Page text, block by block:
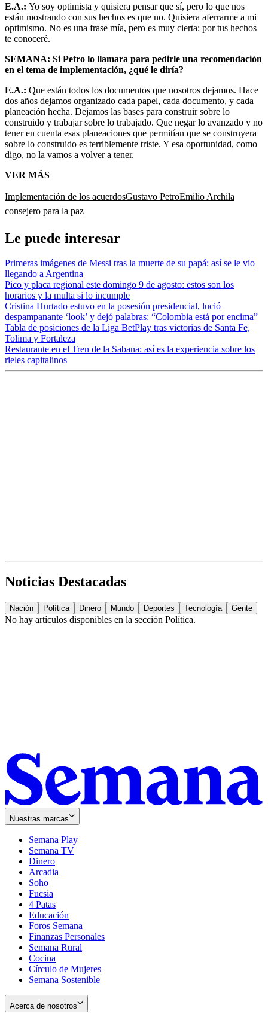
E.A.: Yo soy optimista y quisiera pensar que sí, pero lo que nos
están mostrando con sus hechos es que no. Quisiera aferrarme a mi
optimismo. No es una frase mía, pero es muy cierta: por tus hechos
te conoceré.
SEMANA: Si Petro lo llamara para pedirle una recomendación
en el tema de implementación, ¿qué le diría?
E.A.: Que están todos los documentos que nosotros dejamos. Hace
dos años dejamos organizado cada papel, cada documento, y cada
planeación hecha. Dejamos las bases para construir sobre lo
construido y trabajar sobre lo trabajado. Que negar lo avanzado y no
tener en cuenta esas planeaciones que permitían que se construyera
sobre lo construido es terriblemente triste. Y esa oportunidad, como
digo, no la vamos a volver a tener.
VER MÁS
Implementación de los acuerdosGustavo PetroEmilio Archila
consejero para la paz
Le puede interesar
Primeras imágenes de Messi tras la muerte de su papá: así se le vio
llegando a Argentina
Pico y placa regional este domingo 9 de agosto: estos son los
horarios y la multa si lo incumple
Cristina Hurtado estuvo en la posesión presidencial, lució
despampanante ‘look’ y dejó palabras: “Colombia está por encima”
Tabla de posiciones de la Liga BetPlay tras victorias de Santa Fe,
Tolima y Fortaleza
Restaurante en el Tren de la Sabana: así es la experiencia sobre los
rieles capitalinos
Noticias Destacadas
Nación Política Dinero Mundo Deportes Tecnología Gente
No hay artículos disponibles en la sección Política.
Nuestras marcas
Semana Play
Semana TV
Dinero
Arcadia
Soho
in
new
window
Fucsia
in
new
window
4 Patas
Educación
Foros Semana
Finanzas Personales
Semana Rural
Cocina
Círculo de Mujeres
Semana Sostenible
Acerca de nosotros